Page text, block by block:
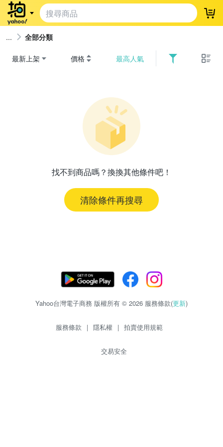
登
全部分類
最新上架 價格 最高人氣
找不到商品嗎？換換其他條件吧！
清除條件再搜尋
Yahoo台灣電子商務 版權所有 © 2026 服務條款(更新)
服務條款 | 隱私權 | 拍賣使用規範
交易安全